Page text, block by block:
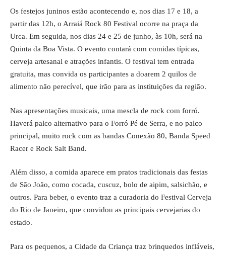
Os festejos juninos estão acontecendo e, nos dias 17 e 18, a
partir das 12h, o Arraiá Rock 80 Festival ocorre na praça da
Urca. Em seguida, nos dias 24 e 25 de junho, às 10h, será na
Quinta da Boa Vista. O evento contará com comidas típicas,
cerveja artesanal e atrações infantis. O festival tem entrada
gratuita, mas convida os participantes a doarem 2 quilos de
alimento não perecível, que irão para as instituições da região.
Nas apresentações musicais, uma mescla de rock com forró.
Haverá palco alternativo para o Forró Pé de Serra, e no palco
principal, muito rock com as bandas Conexão 80, Banda Speed
Racer e Rock Salt Band.
Além disso, a comida aparece em pratos tradicionais das festas
de São João, como cocada, cuscuz, bolo de aipim, salsichão, e
outros. Para beber, o evento traz a curadoria do Festival Cerveja
do Rio de Janeiro, que convidou as principais cervejarias do
estado.
Para os pequenos, a Cidade da Criança traz brinquedos infláveis,